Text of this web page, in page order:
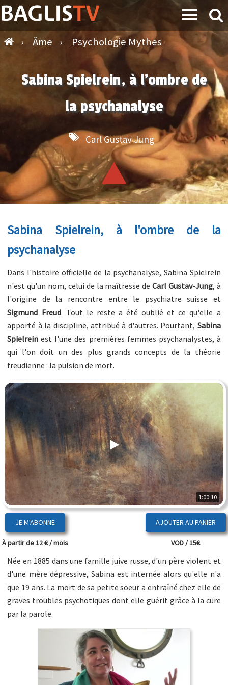
› Âme › Psychologie Mythes
Sabina Spielrein, à l'ombre de
la psychanalyse
Carl Gustav Jung
Sabina Spielrein, à l'ombre de la
psychanalyse
Dans l'histoire officielle de la psychanalyse, Sabina Spielrein
n'est qu'un nom, celui de la maîtresse de Carl Gustav-Jung, à
l'origine de la rencontre entre le psychiatre suisse et
Sigmund Freud. Tout le reste a été oublié et ce qu'elle a
apporté à la discipline, attribué à d'autres. Pourtant, Sabina
Spielrein est l'une des premières femmes psychanalystes, à
qui l'on doit un des plus grands concepts de la théorie
freudienne : la pulsion de mort.
1:00:10
JE M'ABONNE
À partir de 12 € / mois VOD / 15€
Née en 1885 dans une famille juive russe, d'un père violent et
d'une mère dépressive, Sabina est internée alors qu'elle n'a
que 19 ans. La mort de sa petite soeur a entraîné chez elle de
graves troubles psychotiques dont elle guérit grâce à la cure
par la parole.